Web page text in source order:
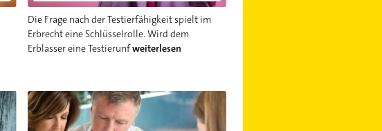
Die Frage nach der Testierfähigkeit spielt im
Erbrecht eine Schlüsselrolle. Wird dem
Erblasser eine Testierunfweiterlesen
eigentlich?
Berliner Testament: Vor- und Nachteile dieser Erbregelung